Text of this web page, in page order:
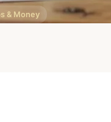
& Money